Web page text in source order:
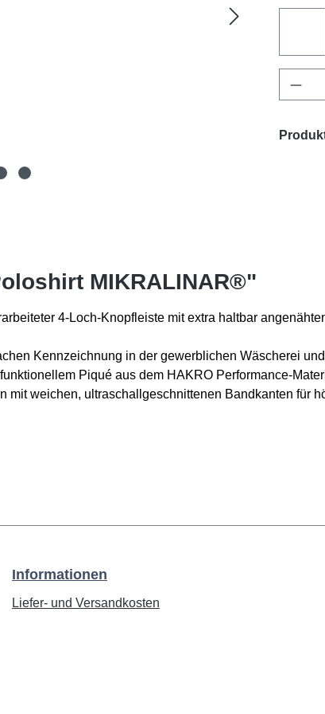
MIKRALINAR®"
4-Loch-Knopfleiste mit extra haltbar
Kennzeichnung in der gewerblichen Wäscherei
Piqué aus dem HAKRO Performance-
weichen, ultraschallgeschnittenen Bandkanten für
Informationen
Liefer- und Versandkosten